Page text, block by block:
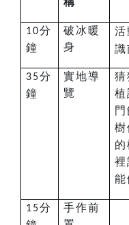
10分
鐘
破冰 暖
身
活
識
35分
鐘
實地導
覽
猜
植
樹
裡
能
15分
手作前